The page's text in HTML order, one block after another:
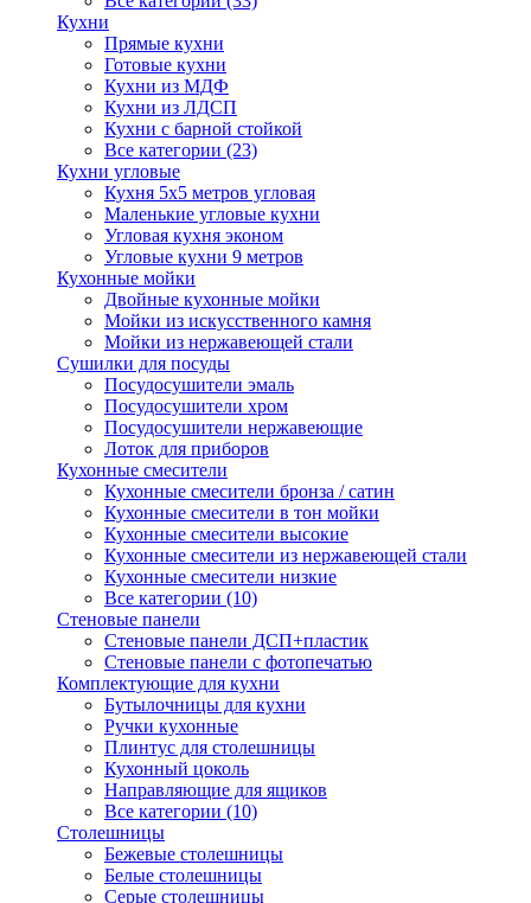
Кухни
Прямые кухни
Готовые кухни
Кухни из МДФ
Кухни из ЛДСП
Кухни с барной стойкой
Все категории (23)
Кухни угловые
Кухня 5х5 метров угловая
Маленькие угловые кухни
Угловая кухня эконом
Угловые кухни 9 метров
Кухонные мойки
Двойные кухонные мойки
Мойки из искусственного камня
Мойки из нержавеющей стали
Сушилки для посуды
Посудосушители эмаль
Посудосушители хром
Посудосушители нержавеющие
Лоток для приборов
Кухонные смесители
Кухонные смесители бронза / сатин
Кухонные смесители в тон мойки
Кухонные смесители высокие
Кухонные смесители из нержавеющей стали
Кухонные смесители низкие
Все категории (10)
Стеновые панели
Стеновые панели ДСП+пластик
Стеновые панели с фотопечатью
Комплектующие для кухни
Бутылочницы для кухни
Ручки кухонные
Плинтус для столешницы
Кухонный цоколь
Направляющие для ящиков
Все категории (10)
Столешницы
Бежевые столешницы
Белые столешницы
Серые столешницы